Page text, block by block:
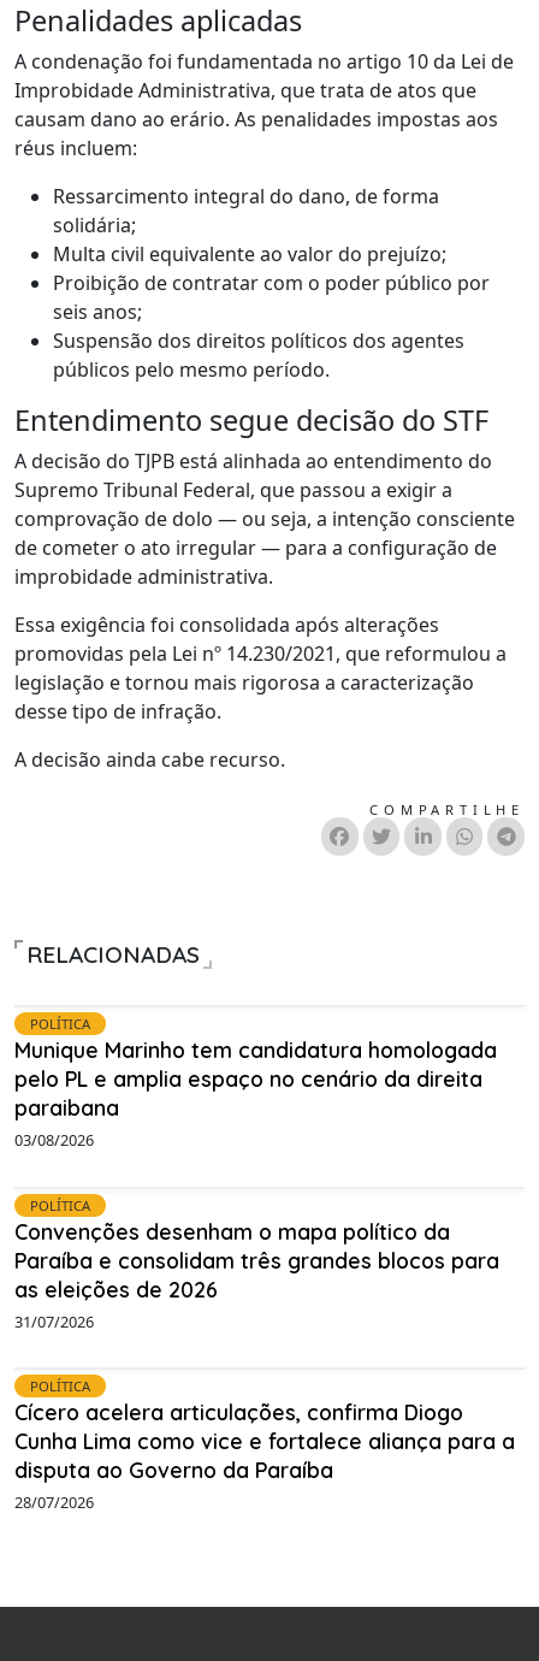
Penalidades aplicadas
A condenação foi fundamentada no artigo 10 da Lei de
Improbidade Administrativa, que trata de atos que
causam dano ao erário. As penalidades impostas aos
réus incluem:
Ressarcimento integral do dano, de forma
solidária;
Multa civil equivalente ao valor do prejuízo;
Proibição de contratar com o poder público por
seis anos;
Suspensão dos direitos políticos dos agentes
públicos pelo mesmo período.
Entendimento segue decisão do STF
A decisão do TJPB está alinhada ao entendimento do
Supremo Tribunal Federal, que passou a exigir a
comprovação de dolo — ou seja, a intenção consciente
de cometer o ato irregular — para a configuração de
improbidade administrativa.
Essa exigência foi consolidada após alterações
promovidas pela Lei nº 14.230/2021, que reformulou a
legislação e tornou mais rigorosa a caracterização
desse tipo de infração.
A decisão ainda cabe recurso.
COMPARTILHE
RELACIONADAS
POLÍTICA
Munique Marinho tem candidatura homologada
pelo PL e amplia espaço no cenário da direita
paraibana
03/08/2026
POLÍTICA
Convenções desenham o mapa político da
Paraíba e consolidam três grandes blocos para
as eleições de 2026
31/07/2026
POLÍTICA
Cícero acelera articulações, confirma Diogo
Cunha Lima como vice e fortalece aliança para a
disputa ao Governo da Paraíba
28/07/2026